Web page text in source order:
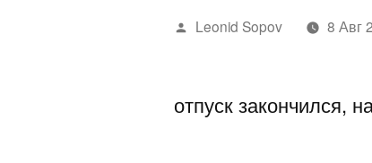
Написано
Leonid Sopov 8 Авг
отпуск закончился,